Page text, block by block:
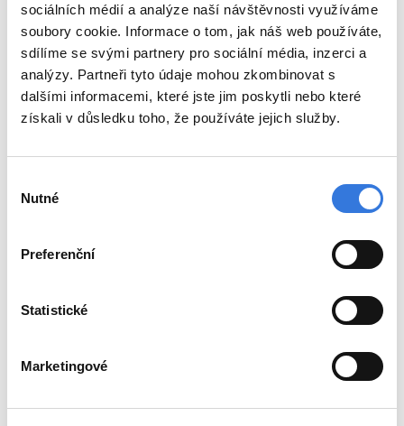
sociálních médií a analýze naší návštěvnosti využíváme
soubory cookie. Informace o tom, jak náš web používáte,
sdílíme se svými partnery pro sociální média, inzerci a
analýzy. Partneři tyto údaje mohou zkombinovat s
dalšími informacemi, které jste jim poskytli nebo které
získali v důsledku toho, že používáte jejich služby.
souhlasu
Nutné
Preferenční
Statistické
Marketingové
Novinky
Poradna
Kontakty
Mapa nemocnice
Pacienti a návštěvy
Objednací doby pacientů
Návštěvní hodiny
Práva pacientů